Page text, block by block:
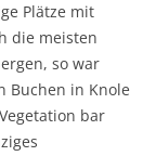
Plätze mit
die meisten
so war
Buchen in Knole
bar